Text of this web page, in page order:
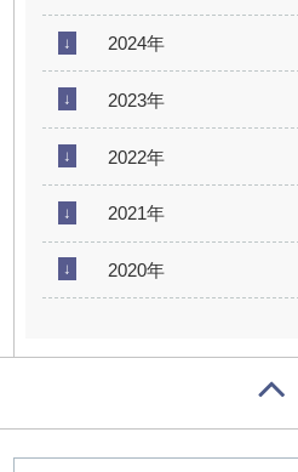
2024年
2023年
2022年
2021年
2020年